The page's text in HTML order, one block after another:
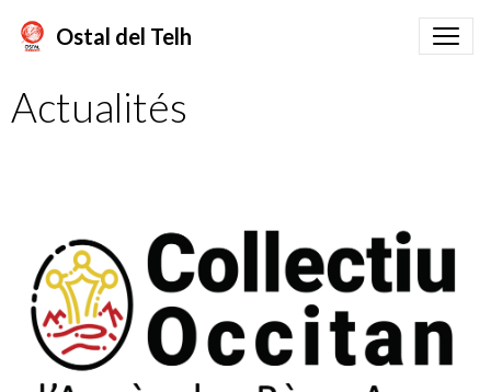
Ostal del Telh
Actualités